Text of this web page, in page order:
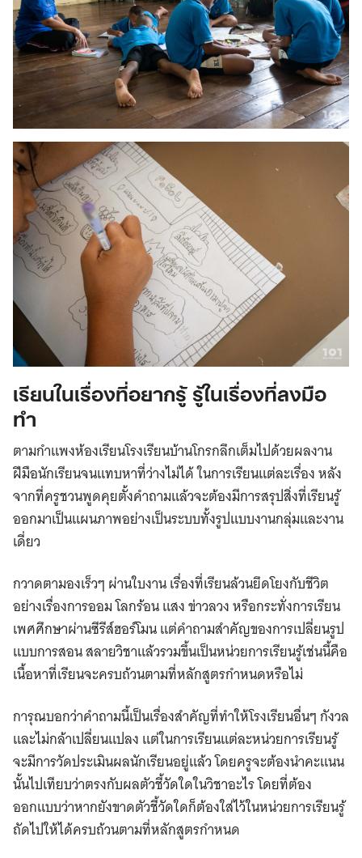
เรียนในเรื่องที่อยากรู้ รู้ในเรื่องที่ลงมือ
ทำ
ตามกำแพงห้องเรียนโรงเรียนบ้านโกรกลึกเต็มไปด้วยผลงาน
ฝีมือนักเรียนจนแทบหาที่ว่างไม่ได้ ในการเรียนแต่ละเรื่อง หลัง
จากที่ครูชวนพูดคุยตั้งคำถามแล้วจะต้องมีการสรุปสิ่งที่เรียนรู้
ออกมาเป็นแผนภาพอย่างเป็นระบบทั้งรูปแบบงานกลุ่มและงาน
เดี่ยว
กวาดตามองเร็วๆ ผ่านใบงาน เรื่องที่เรียนล้วนยึดโยงกับชีวิต
อย่างเรื่องการออม โลกร้อน แสง ข่าวลวง หรือกระทั่งการเรียน
เพศศึกษาผ่านซีรีส์ฮอร์โมน แต่คำถามสำคัญของการเปลี่ยนรูป
แบบการสอน สลายวิชาแล้วรวมขึ้นเป็นหน่วยการเรียนรู้เช่นนี้คือ
เนื้อหาที่เรียนจะครบถ้วนตามที่หลักสูตรกำหนดหรือไม่
การุณบอกว่าคำถามนี้เป็นเรื่องสำคัญที่ทำให้โรงเรียนอื่นๆ กังวล
และไม่กล้าเปลี่ยนแปลง แต่ในการเรียนแต่ละหน่วยการเรียนรู้
จะมีการวัดประเมินผลนักเรียนอยู่แล้ว โดยครูจะต้องนำคะแนน
นั้นไปเทียบว่าตรงกับผลตัวชี้วัดใดในวิชาอะไร โดยที่ต้อง
ออกแบบว่าหากยังขาดตัวชี้วัดใดก็ต้องใส่ไว้ในหน่วยการเรียนรู้
ถัดไปให้ได้ครบถ้วนตามที่หลักสูตรกำหนด